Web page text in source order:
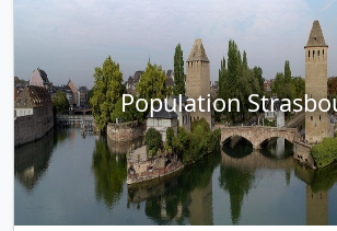
Population